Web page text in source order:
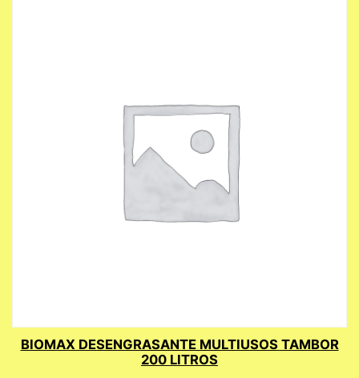
BIOMAX DESENGRASANTE MULTIUSOS TAMBOR
200 LITROS